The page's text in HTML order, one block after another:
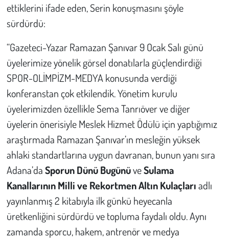
ettiklerini ifade eden, Serin konuşmasını şöyle
sürdürdü:
“Gazeteci-Yazar Ramazan Şanıvar 9 Ocak Salı günü
üyelerimize yönelik görsel donatılarla güçlendirdiği
SPOR-OLİMPİZM-MEDYA konusunda verdiği
konferanstan çok etkilendik. Yönetim kurulu
üyelerimizden özellikle Sema Tanrıöver ve diğer
üyelerin önerisiyle Meslek Hizmet Ödülü için yaptığımız
araştırmada Ramazan Şanıvar’ın mesleğin yüksek
ahlaki standartlarına uygun davranan, bunun yanı sıra
Adana’daSporun Dünü BugünüveSulama
Kanallarının Milli ve Rekortmen Altın Kulaçlarıadlı
yayınlanmış 2 kitabıyla ilk günkü heyecanla
üretkenliğini sürdürdü ve topluma faydalı oldu. Aynı
zamanda sporcu, hakem, antrenör ve medya